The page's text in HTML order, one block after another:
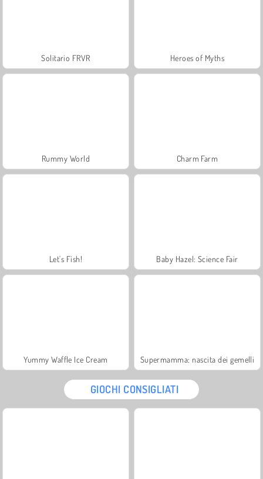
Solitario FRVR Heroes of Myths
Rummy World Charm Farm
Let's Fish! Baby Hazel: Science Fair
Yummy Waffle Ice Cream Supermamma: nascita dei gemelli
GIOCHI CONSIGLIATI